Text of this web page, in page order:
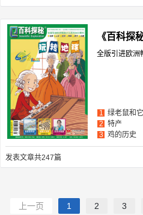
《百科探
全版引进欧洲
1 绿老鼠和
2 特产
3 鸡的历史
发表文章共247篇
上一页 1 2 3